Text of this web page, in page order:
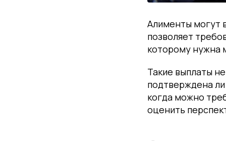
Алименты могут
позволяет
которому нужна
Такие выплаты
подтверждена
когда можно
оценить